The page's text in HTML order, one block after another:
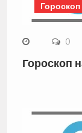
Гороскоп
0
Гороскоп